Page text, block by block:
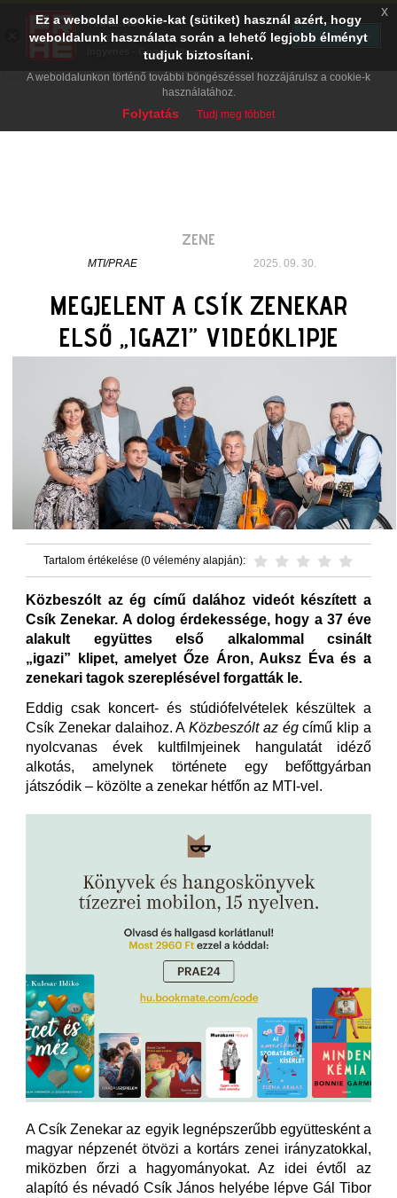
ZENE
MTI/PRAE 2025. 09. 30.
MEGJELENT A CSÍK ZENEKAR
ELSŐ „IGAZI” VIDEÓKLIPJE
Tartalom értékelése (0 vélemény alapján):
Közbeszólt az ég című dalához videót készített a
Csík Zenekar. A dolog érdekessége, hogy a 37 éve
alakult együttes első alkalommal csinált
„igazi” klipet, amelyet Őze Áron, Auksz Éva és a
zenekari tagok szereplésével forgatták le.
Eddig csak koncert- és stúdiófelvételek készültek a
Csík Zenekar dalaihoz. AKözbeszólt az égcímű klip a
nyolcvanas évek kultfilmjeinek hangulatát idéző
alkotás, amelynek története egy befőttgyárban
játszódik – közölte a zenekar hétfőn az MTI-vel.
A Csík Zenekar az egyik legnépszerűbb együttesként a
magyar népzenét ötvözi a kortárs zenei irányzatokkal,
miközben őrzi a hagyományokat. Az idei évtől az
alapító és névadó Csík János helyébe lépve Gál Tibor
Ez a weboldal cookie-kat (sütiket) használ azért, hogy
weboldalunk használata során a lehető legjobb élményt
tudjuk biztosítani.
A weboldalunkon történő további böngészéssel hozzájárulsz a cookie-k
használatához.
Folytatás Tudj meg többet
x
PRAE.HU
Digital Evolution
Ingyenes - Google Play
TELEPÍTÉS